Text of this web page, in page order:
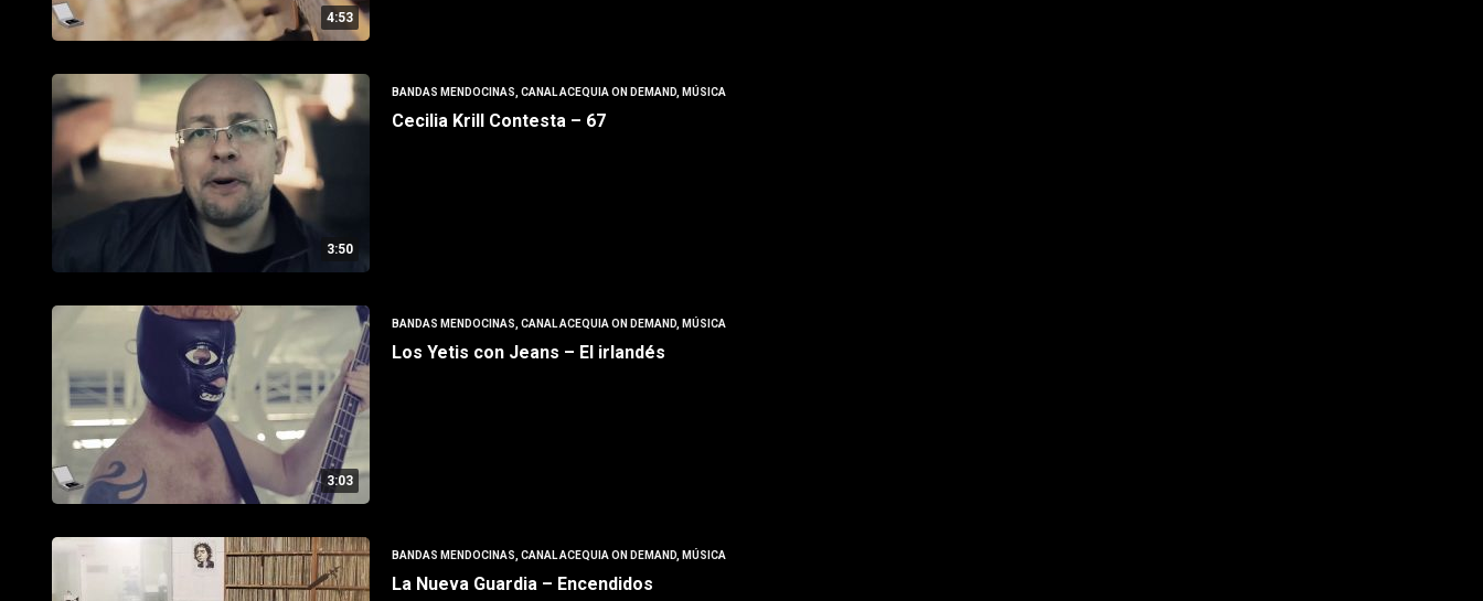
4:53
3:50
BANDAS MENDOCINAS CANAL ACEQUIA ON DEMAND MÚSICA
Cecilia Krill Contesta – 67
3:03
BANDAS MENDOCINAS CANAL ACEQUIA ON DEMAND MÚSICA
Los Yetis con Jeans – El irlandés
BANDAS MENDOCINAS CANAL ACEQUIA ON DEMAND MÚSICA
La Nueva Guardia – Encendidos